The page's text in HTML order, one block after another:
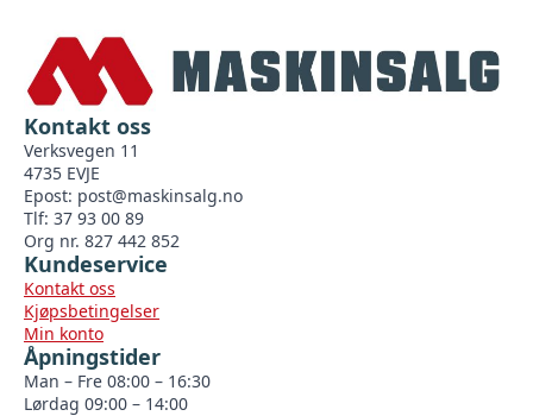
Kontakt oss
Verksvegen 11
4735 EVJE
Epost: post@maskinsalg.no
Tlf: 37 93 00 89
Org nr. 827 442 852
Kundeservice
Kontakt oss
Kjøpsbetingelser
Min konto
Åpningstider
Man – Fre 08:00 – 16:30
Lørdag 09:00 – 14:00